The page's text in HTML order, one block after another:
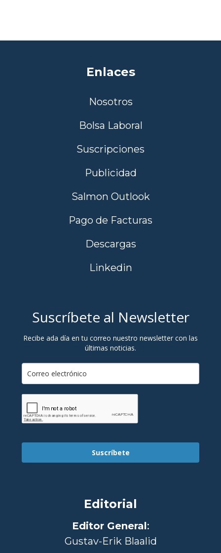
Enlaces
Nosotros
Bolsa Laboral
Suscripciones
Publicidad
Salmon Outlook
Pago de Facturas
Descargas
Linkedin
Suscríbete al Newsletter
Recibe ada día en tu correo nuestro newsletter con las
últimas noticias.
Suscríbete
Editorial
Editor General :
Gustav-Erik Blaalid